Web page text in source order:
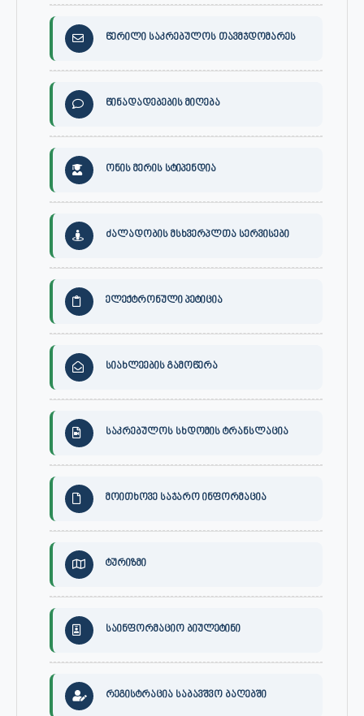
წერილი საკრებულოს თავმჯდომარეს
წინადადებების მიღება
ონის მერის სტიპენდია
ძალადობის მსხვერპლთა სერვისები
ელექტრონული პეტიცია
სიახლეების გამოწერა
საკრებულოს სხდომის ტრანსლაცია
მოითხოვე საჯარო ინფორმაცია
ტურიზმი
საინფორმაციო ბიულეტინი
რეგისტრაცია საბავშვო ბაღებში